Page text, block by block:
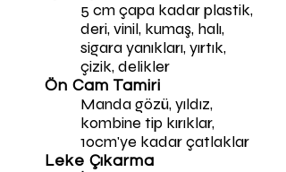
5 cm çapa kadar plastik,
deri, vinil, kumaş, halı,
sigara yanıkları, yırtık,
çizik, delikler
Ön Cam Tamiri
Manda gözü, yıldız,
kombine tip kırıklar,
10cm'ye kadar çatlaklar
Leke Çıkarma